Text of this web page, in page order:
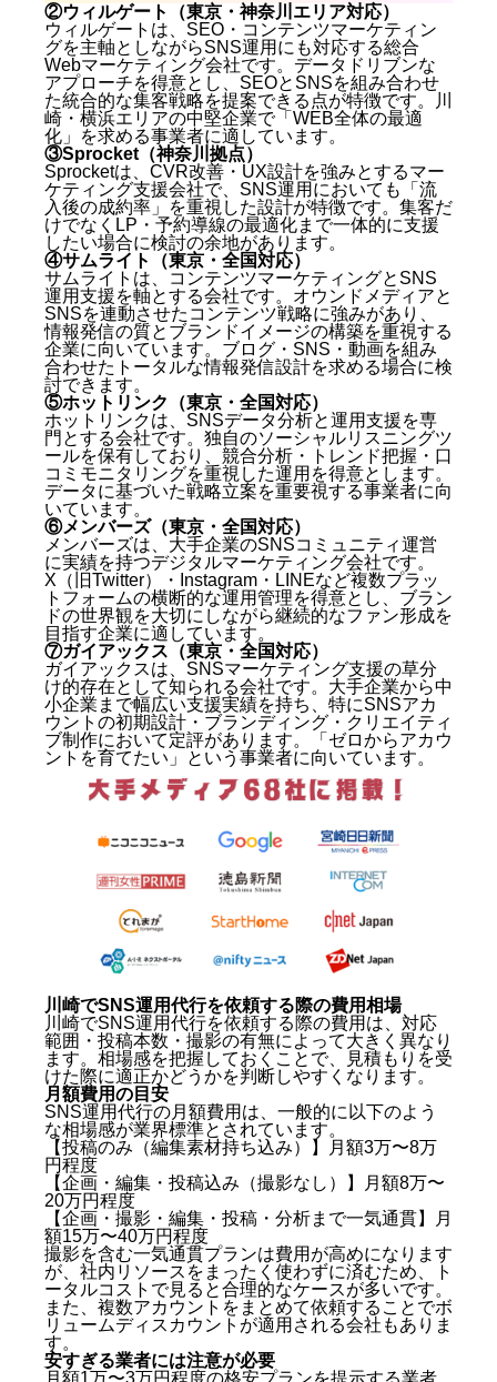
②ウィルゲート（東京・神奈川エリア対応）
ウィルゲートは、SEO・コンテンツマーケティン
グを主軸としながらSNS運用にも対応する総合
Webマーケティング会社です。データドリブンな
アプローチを得意とし、SEOとSNSを組み合わせ
た統合的な集客戦略を提案できる点が特徴です。川
崎・横浜エリアの中堅企業で「WEB全体の最適
化」を求める事業者に適しています。
③Sprocket（神奈川拠点）
Sprocketは、CVR改善・UX設計を強みとするマー
ケティング支援会社で、SNS運用においても「流
入後の成約率」を重視した設計が特徴です。集客だ
けでなくLP・予約導線の最適化まで一体的に支援
したい場合に検討の余地があります。
④サムライト（東京・全国対応）
サムライトは、コンテンツマーケティングとSNS
運用支援を軸とする会社です。オウンドメディアと
SNSを連動させたコンテンツ戦略に強みがあり、
情報発信の質とブランドイメージの構築を重視する
企業に向いています。ブログ・SNS・動画を組み
合わせたトータルな情報発信設計を求める場合に検
討できます。
⑤ホットリンク（東京・全国対応）
ホットリンクは、SNSデータ分析と運用支援を専
門とする会社です。独自のソーシャルリスニングツ
ールを保有しており、競合分析・トレンド把握・口
コミモニタリングを重視した運用を得意とします。
データに基づいた戦略立案を重要視する事業者に向
いています。
⑥メンバーズ（東京・全国対応）
メンバーズは、大手企業のSNSコミュニティ運営
に実績を持つデジタルマーケティング会社です。
X（旧Twitter）・Instagram・LINEなど複数プラッ
トフォームの横断的な運用管理を得意とし、ブラン
ドの世界観を大切にしながら継続的なファン形成を
目指す企業に適しています。
⑦ガイアックス（東京・全国対応）
ガイアックスは、SNSマーケティング支援の草分
け的存在として知られる会社です。大手企業から中
小企業まで幅広い支援実績を持ち、特にSNSアカ
ウントの初期設計・ブランディング・クリエイティ
ブ制作において定評があります。「ゼロからアカウ
ントを育てたい」という事業者に向いています。
川崎でSNS運用代行を依頼する際の費用相場
川崎でSNS運用代行を依頼する際の費用は、対応
範囲・投稿本数・撮影の有無によって大きく異なり
ます。相場感を把握しておくことで、見積もりを受
けた際に適正かどうかを判断しやすくなります。
月額費用の目安
SNS運用代行の月額費用は、一般的に以下のよう
な相場感が業界標準とされています。
【投稿のみ（編集素材持ち込み）】月額3万〜8万
円程度
【企画・編集・投稿込み（撮影なし）】月額8万〜
20万円程度
【企画・撮影・編集・投稿・分析まで一気通貫】月
額15万〜40万円程度
撮影を含む一気通貫プランは費用が高めになります
が、社内リソースをまったく使わずに済むため、ト
ータルコストで見ると合理的なケースが多いです。
また、複数アカウントをまとめて依頼することでボ
リュームディスカウントが適用される会社もありま
す。
安すぎる業者には注意が必要
月額1万〜3万円程度の格安プランを提示する業者
川崎でSNS運用代行会社を選ぶ前に知っておきたい基
礎知識
SNS運用代行とは何か？初心者向けに解説
川崎のビジネス環境とSNS集客の重要性
川崎のSNS運用代行会社を選ぶ5つのポイント
①動画制作・ショート動画の実績があるか
②撮影から編集・投稿まで一気通貫で対応できるか
③業種・ターゲットへの理解があるか
④レポーティング・改善提案の仕組みがあるか
⑤契約条件・最低契約期間が明確か
川崎のSNS運用代行会社おすすめ7選【2026年最新】
①株式会社キングプロテア（札幌拠点・全国対応）
②ウィルゲート（東京・神奈川エリア対応）
③Sprocket（神奈川拠点）
④サムライト（東京・全国対応）
⑤ホットリンク（東京・全国対応）
⑥メンバーズ（東京・全国対応）
⑦ガイアックス（東京・全国対応）
川崎でSNS運用代行を依頼する際の費用相場
月額費用の目安
安すぎる業者には注意が必要
SNS運用代行で失敗しないための3つの注意点
失敗①目標・KPIを設定しないまま依頼する
失敗③短期間で成果を求めすぎる
Q1. 川崎に拠点がない会社でも依頼できますか？
Q2. 小さな店舗でも依頼できますか？月額の最低ラ
インはどのくらいですか？
Q3. TikTokとInstagramはどちらを優先すべきです
Q4. 契約後に担当者が変わることはありますか？
Q5. 埼玉など川崎近隣エリアでも対応可能な会社は
ありますか？
まとめ：川崎のSNS運用代行会社おすすめ7選